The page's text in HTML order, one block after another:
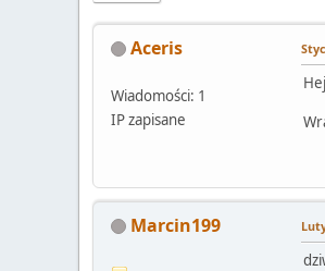
Aceris
Wiadomości: 1
IP zapisane
Marcin199